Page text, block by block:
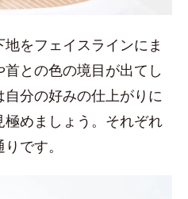
をフェイスラインにま
との色の境目が出てし
分の好みの仕上がりに
めましょう。それぞれ
です。